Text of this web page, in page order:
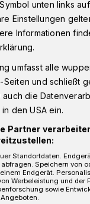
einem hitzigen Derby
unten links
Einstellungen
Informationen
umfasst alle
und schließt
auch die
in den USA ein.
Partner
Standortdaten.
Speichern von
Endgerät.
Werbeleistung und der
sowie